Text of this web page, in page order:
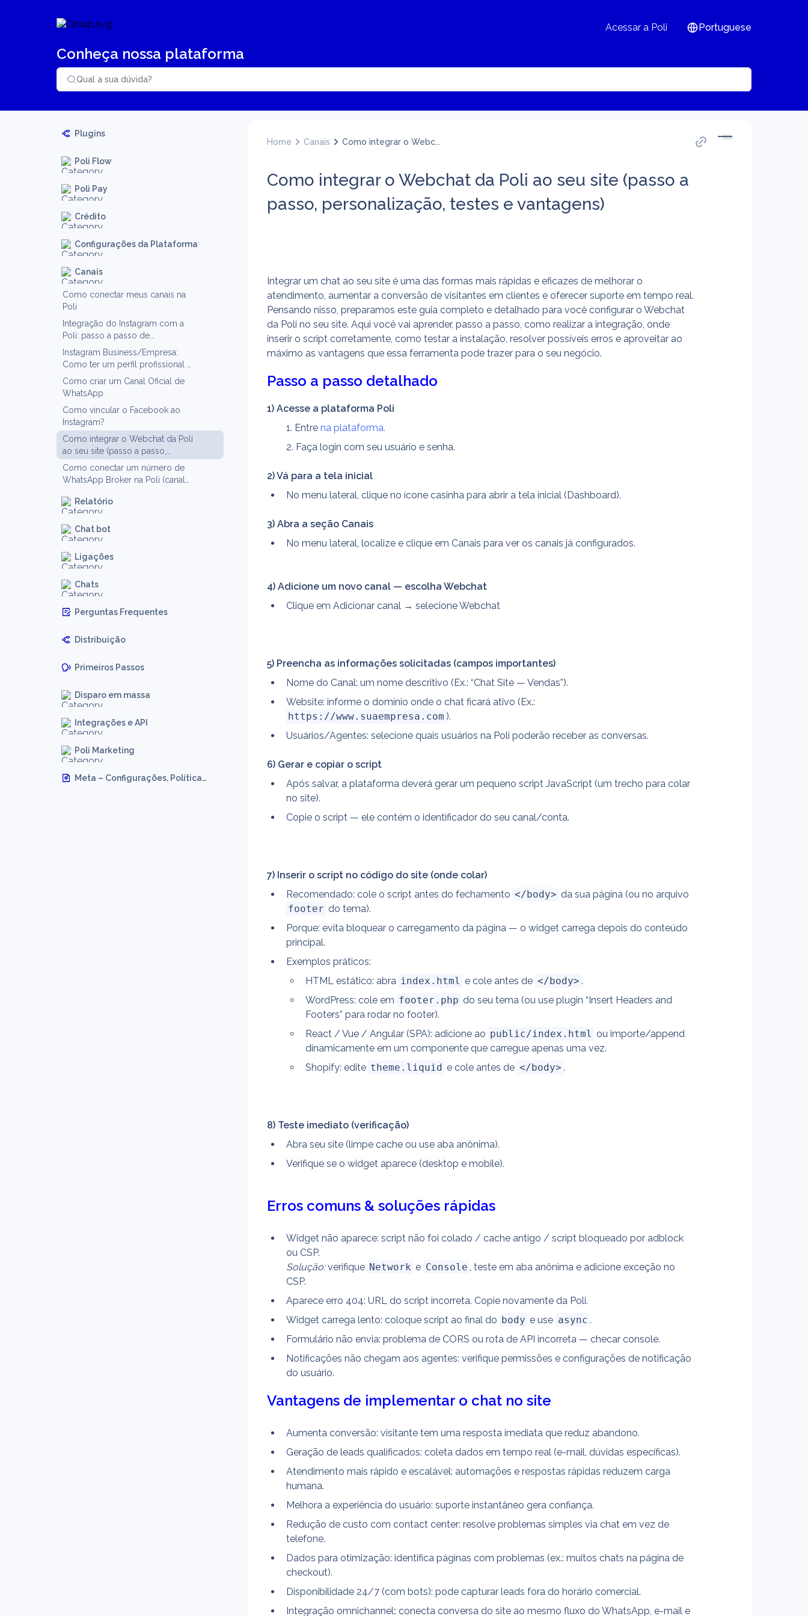
Acessar a Poli Portuguese
Conheça nossa plataforma
Plugins
Poli Flow
Poli Pay
Crédito
Configurações da Plataforma
Canais
Como conectar meus canais na
Poli
Integração do Instagram com a
Poli: passo a passo de
configuração
Instagram Business/Empresa:
Como ter um perfil profissional e
vender mais
Como criar um Canal Oficial de
WhatsApp
Como vincular o Facebook ao
Instagram?
Como integrar o Webchat da Poli
ao seu site (passo a passo,
personalização, testes e
vantagens)
Como conectar um número de
WhatsApp Broker na Poli (canal
Relatório
Chat bot
Ligações
Chats
Perguntas Frequentes
Distribuição
Primeiros Passos
Disparo em massa
Integrações e API
Poli Marketing
Meta – Configurações, Políticas,  e Regras
Home Canais Como integrar o Webc...
Como integrar o Webchat da Poli ao seu site (passo a
passo, personalização, testes e vantagens)
Integrar um chat ao seu site é uma das formas mais rápidas e eficazes de melhorar o
atendimento, aumentar a conversão de visitantes em clientes e oferecer suporte em tempo real.
Pensando nisso, preparamos este guia completo e detalhado para você configurar o Webchat
da Poli no seu site. Aqui você vai aprender, passo a passo, como realizar a integração, onde
inserir o script corretamente, como testar a instalação, resolver possíveis erros e aproveitar ao
máximo as vantagens que essa ferramenta pode trazer para o seu negócio.
Passo a passo detalhado
1) Acesse a plataforma Poli
Entre na plataforma.
Faça login com seu usuário e senha.
2) Vá para a tela inicial
No menu lateral, clique no ícone casinha para abrir a tela inicial (Dashboard).
3) Abra a seção Canais
No menu lateral, localize e clique em Canais para ver os canais já configurados.
4) Adicione um novo canal — escolha Webchat
Clique em Adicionar canal → selecione Webchat
5) Preencha as informações solicitadas (campos importantes)
Nome do Canal: um nome descritivo (Ex.: “Chat Site — Vendas”).
https://www.suaempresa.com ).
Usuários/Agentes: selecione quais usuários na Poli poderão receber as conversas.
6) Gerar e copiar o script
Após salvar, a plataforma deverá gerar um pequeno script JavaScript (um trecho para colar
no site).
Copie o script — ele contém o identificador do seu canal/conta.
7) Inserir o script no código do site (onde colar)
Recomendado: cole o script antes do fechamento </body>
footer do tema).
Porque: evita bloquear o carregamento da página — o widget carrega depois do conteúdo
principal.
Exemplos práticos:
HTML estático: abra index.html e cole antes de </body> .
WordPress: cole em footer.php do seu tema (ou use plugin “Insert Headers and
Footers” para rodar no footer).
React / Vue / Angular (SPA): adicione ao public/index.html ou importe/append
dinamicamente em um componente que carregue apenas uma vez.
Shopify: edite theme.liquid e cole antes de </body> .
8) Teste imediato (verificação)
Abra seu site (limpe cache ou use aba anônima).
Verifique se o widget aparece (desktop e mobile).
Erros comuns & soluções rápidas
Widget não aparece: script não foi colado / cache antigo / script bloqueado por adblock
ou CSP.
Solução: verifique Network e Console , teste em aba anônima e adicione exceção no
CSP.
Aparece erro 404: URL do script incorreta. Copie novamente da Poli.
Widget carrega lento: coloque script ao final do body e use async .
Formulário não envia: problema de CORS ou rota de API incorreta — checar console.
Notificações não chegam aos agentes: verifique permissões e configurações de notificação
do usuário.
Vantagens de implementar o chat no site
Aumenta conversão: visitante tem uma resposta imediata que reduz abandono.
Geração de leads qualificados: coleta dados em tempo real (e-mail, dúvidas específicas).
Atendimento mais rápido e escalável: automações e respostas rápidas reduzem carga
humana.
Melhora a experiência do usuário: suporte instantâneo gera confiança.
Redução de custo com contact center: resolve problemas simples via chat em vez de
telefone.
Dados para otimização: identifica páginas com problemas (ex.: muitos chats na página de
checkout).
Disponibilidade 24/7 (com bots): pode capturar leads fora do horário comercial.
Integração omnichannel: conecta conversa do site ao mesmo fluxo do WhatsApp, e-mail e